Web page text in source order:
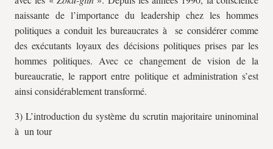
naissante de l’importance du leadership chez les hommes
politiques a conduit les bureaucrates à se considérer comme
des exécutants loyaux des décisions politiques prises par les
hommes politiques. Avec ce changement de vision de la
bureaucratie, le rapport entre politique et administration s’est
ainsi considérablement transformé.
3) L’introduction du système du scrutin majoritaire uninominal
à un tour